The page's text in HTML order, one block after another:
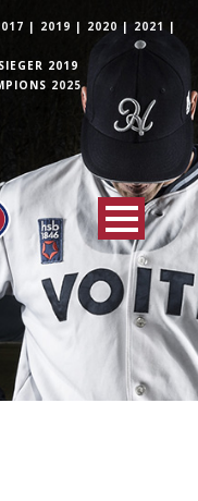
| 2019 | 2020 | 2021 |
2019
2025